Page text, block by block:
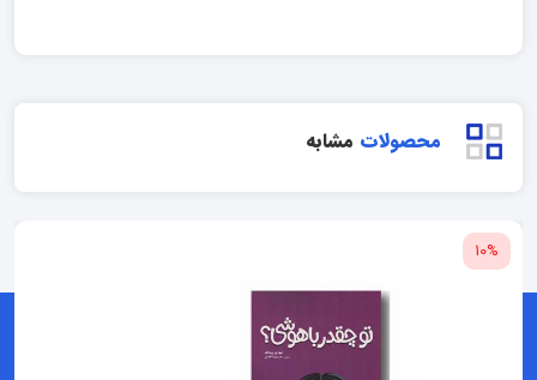
محصولات مشابه
10%